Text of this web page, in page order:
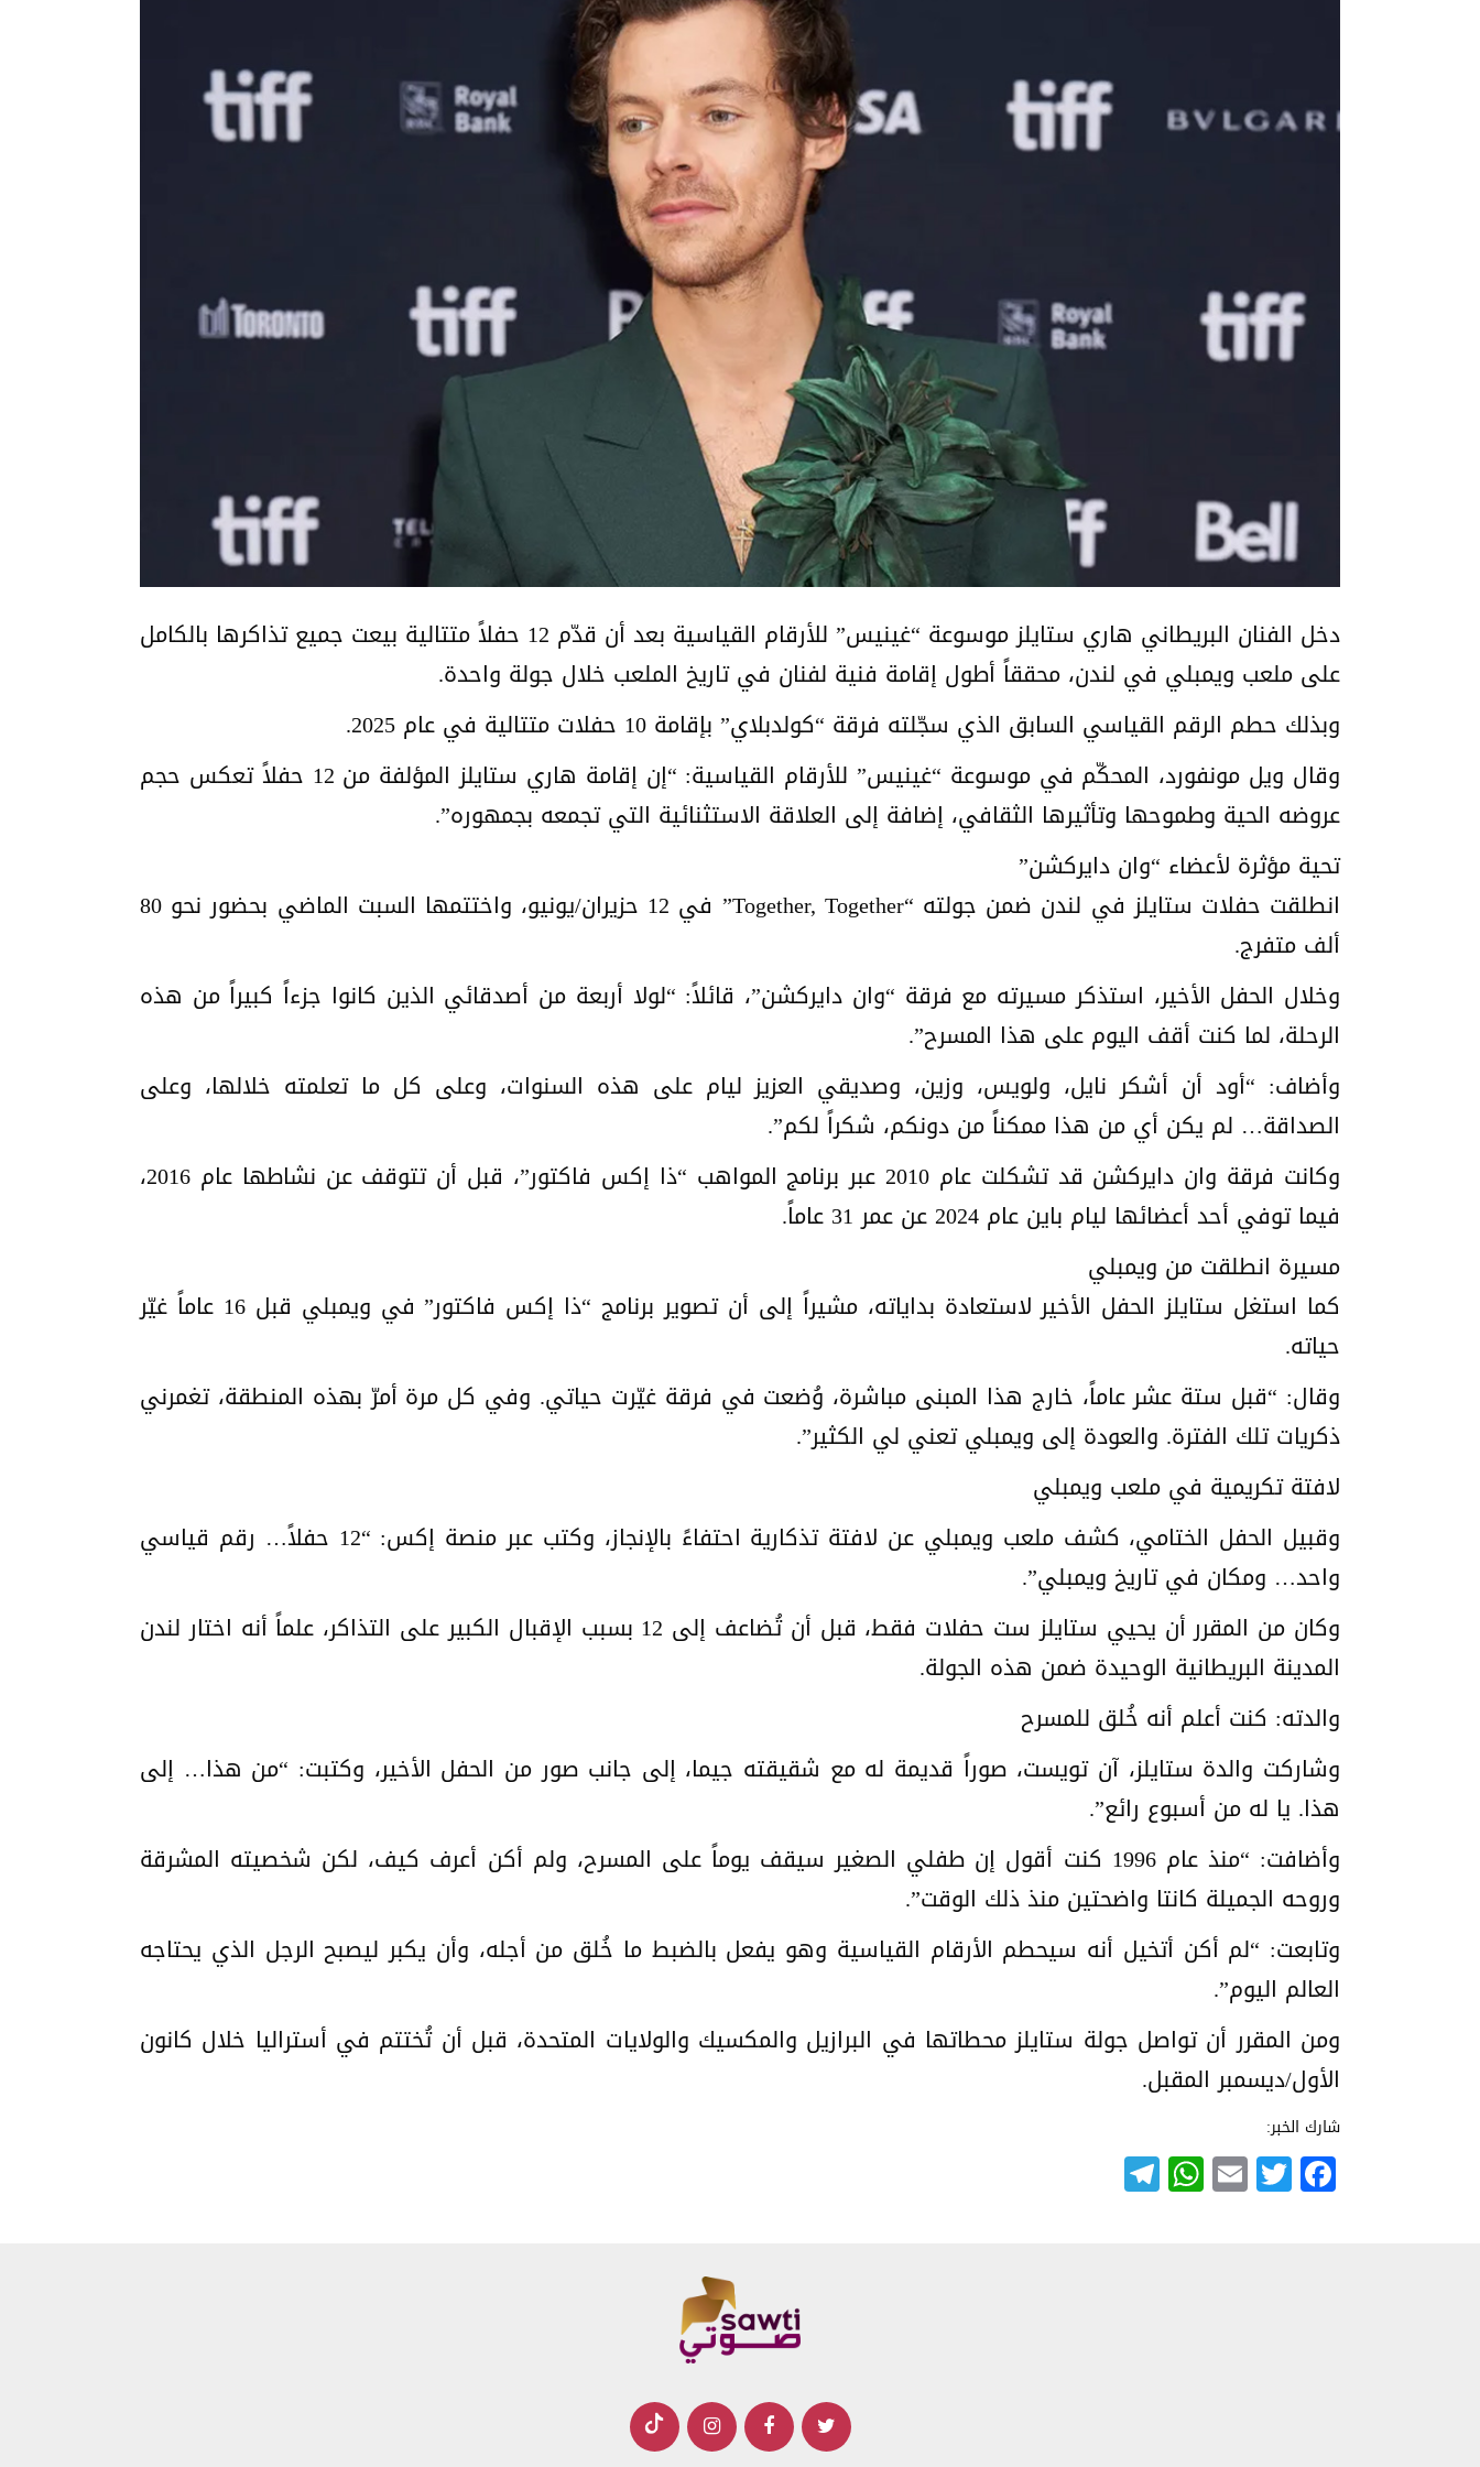
دخل الفنان البريطاني هاري ستايلز موسوعة “غينيس” للأرقام القياسية بعد أن قدّم 12 حفلاً متتالية بيعت جميع تذاكرها بالكامل
على ملعب ويمبلي في لندن، محققاً أطول إقامة فنية لفنان في تاريخ الملعب خلال جولة واحدة.
وبذلك حطم الرقم القياسي السابق الذي سجّلته فرقة “كولدبلاي” بإقامة 10 حفلات متتالية في عام 2025.
وقال ويل مونفورد، المحكّم في موسوعة “غينيس” للأرقام القياسية: “إن إقامة هاري ستايلز المؤلفة من 12 حفلاً تعكس حجم
عروضه الحية وطموحها وتأثيرها الثقافي، إضافة إلى العلاقة الاستثنائية التي تجمعه بجمهوره”.
تحية مؤثرة لأعضاء “وان دايركشن”
انطلقت حفلات ستايلز في لندن ضمن جولته “Together, Together” في 12 حزيران/يونيو، واختتمها السبت الماضي بحضور نحو 80
ألف متفرج.
وخلال الحفل الأخير، استذكر مسيرته مع فرقة “وان دايركشن”، قائلاً: “لولا أربعة من أصدقائي الذين كانوا جزءاً كبيراً من هذه
الرحلة، لما كنت أقف اليوم على هذا المسرح”.
وأضاف: “أود أن أشكر نايل، ولويس، وزين، وصديقي العزيز ليام على هذه السنوات، وعلى كل ما تعلمته خلالها، وعلى
الصداقة… لم يكن أي من هذا ممكناً من دونكم، شكراً لكم”.
وكانت فرقة وان دايركشن قد تشكلت عام 2010 عبر برنامج المواهب “ذا إكس فاكتور”، قبل أن تتوقف عن نشاطها عام 2016،
فيما توفي أحد أعضائها ليام باين عام 2024 عن عمر 31 عاماً.
مسيرة انطلقت من ويمبلي
كما استغل ستايلز الحفل الأخير لاستعادة بداياته، مشيراً إلى أن تصوير برنامج “ذا إكس فاكتور” في ويمبلي قبل 16 عاماً غيّر
حياته.
وقال: “قبل ستة عشر عاماً، خارج هذا المبنى مباشرة، وُضعت في فرقة غيّرت حياتي. وفي كل مرة أمرّ بهذه المنطقة، تغمرني
ذكريات تلك الفترة. والعودة إلى ويمبلي تعني لي الكثير”.
لافتة تكريمية في ملعب ويمبلي
وقبيل الحفل الختامي، كشف ملعب ويمبلي عن لافتة تذكارية احتفاءً بالإنجاز، وكتب عبر منصة إكس: “12 حفلاً… رقم قياسي
واحد… ومكان في تاريخ ويمبلي”.
وكان من المقرر أن يحيي ستايلز ست حفلات فقط، قبل أن تُضاعف إلى 12 بسبب الإقبال الكبير على التذاكر، علماً أنه اختار لندن
المدينة البريطانية الوحيدة ضمن هذه الجولة.
والدته: كنت أعلم أنه خُلق للمسرح
وشاركت والدة ستايلز، آن تويست، صوراً قديمة له مع شقيقته جيما، إلى جانب صور من الحفل الأخير، وكتبت: “من هذا… إلى
هذا. يا له من أسبوع رائع”.
وأضافت: “منذ عام 1996 كنت أقول إن طفلي الصغير سيقف يوماً على المسرح، ولم أكن أعرف كيف، لكن شخصيته المشرقة
وروحه الجميلة كانتا واضحتين منذ ذلك الوقت”.
وتابعت: “لم أكن أتخيل أنه سيحطم الأرقام القياسية وهو يفعل بالضبط ما خُلق من أجله، وأن يكبر ليصبح الرجل الذي يحتاجه
العالم اليوم”.
ومن المقرر أن تواصل جولة ستايلز محطاتها في البرازيل والمكسيك والولايات المتحدة، قبل أن تُختتم في أستراليا خلال كانون
الأول/ديسمبر المقبل.
شارك الخبر:
Facebook
Twitter
Email
WhatsApp